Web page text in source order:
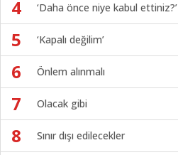
4 ‘Daha önce niye kabul ettiniz?’
5 ‘Kapalı değilim’
6 Önlem alınmalı
7 Olacak gibi
8 Sınır dışı edilecekler